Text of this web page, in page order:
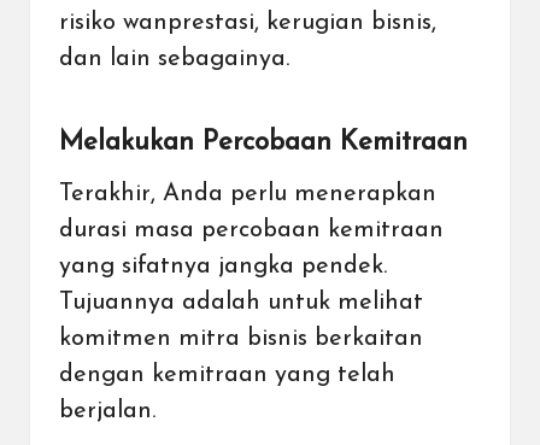
risiko wanprestasi, kerugian bisnis,
dan lain sebagainya.
Melakukan Percobaan Kemitraan
Terakhir, Anda perlu menerapkan
durasi masa percobaan kemitraan
yang sifatnya jangka pendek.
Tujuannya adalah untuk melihat
komitmen mitra bisnis berkaitan
dengan kemitraan yang telah
berjalan.